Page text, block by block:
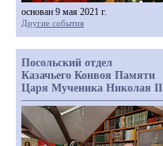
основан 9 мая 2021 г.
Другие события
Посольский отдел
Казачьего Конвоя Памяти
Царя Мученика Николая II